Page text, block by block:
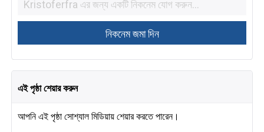
এই পৃষ্ঠা শেয়ার করুন
আপনি এই পৃষ্ঠা সোশ্যাল মিডিয়ায় শেয়ার করতে পারেন।